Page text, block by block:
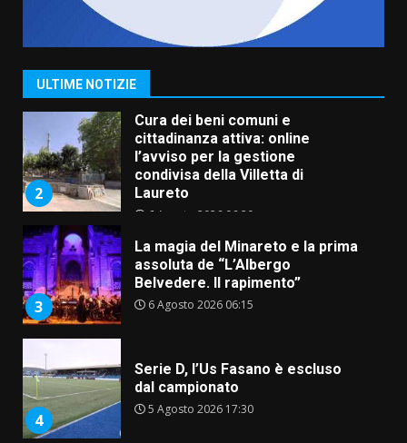
ULTIME NOTIZIE
1
Grazia Neglia, coordinatrice
cittadina di Fratelli d’Italia,
pronta a tornare in Consiglio
2
Cura dei beni comuni e
cittadinanza attiva: online
l’avviso per la gestione
condivisa della Villetta di
Laureto
6 Agosto 2026 06:20
3
La magia del Minareto e la prima
assoluta de “L’Albergo
Belvedere. Il rapimento”
6 Agosto 2026 06:15
4
Serie D, l’Us Fasano è escluso
dal campionato
5 Agosto 2026 17:30